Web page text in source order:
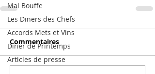
Mal Bouffe
Les Diners des Chefs
Accords Mets et Vins
Diner de Printemps
Articles de presse
Commentaires